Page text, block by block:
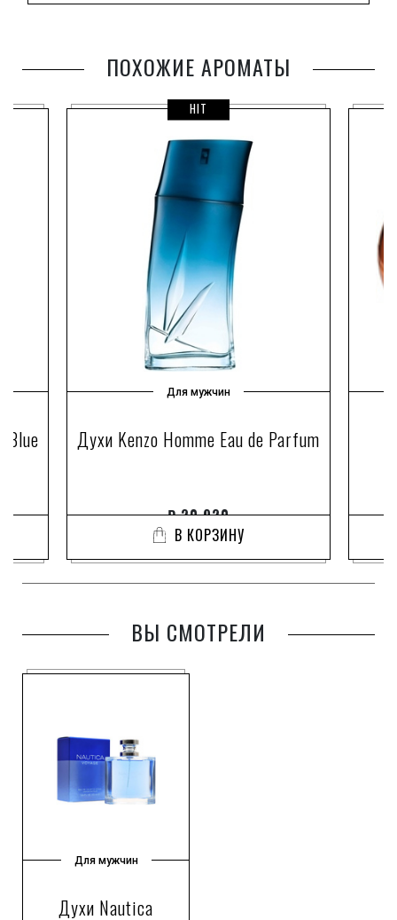
ПОХОЖИЕ АРОМАТЫ
Blue
HIT
Для мужчин
Духи Kenzo Homme Eau de Parfum
₽20 920
В КОРЗИНУ
ВЫ СМОТРЕЛИ
Для мужчин
Духи Nautica